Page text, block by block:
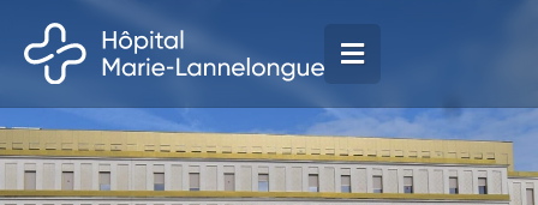
principal
au
contenu